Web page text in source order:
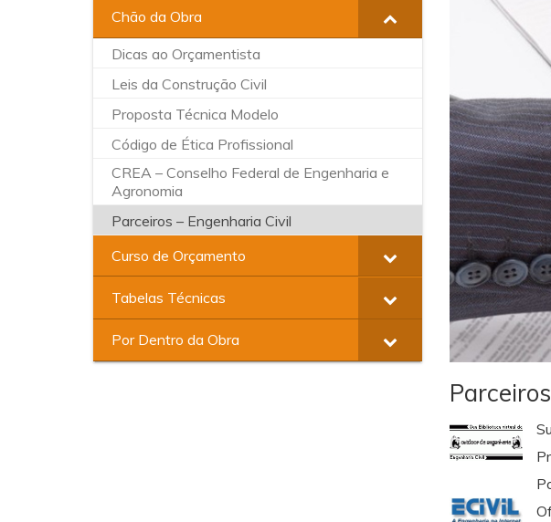
Parceiros
Chão da Obra
Dicas ao Orçamentista
Leis da Construção Civil
Proposta Técnica Modelo
Código de Ética Profissional
CREA – Conselho Federal de Engenharia e
Agronomia
Parceiros – Engenharia Civil
Curso de Orçamento
Tabelas Técnicas
Por Dentro da Obra